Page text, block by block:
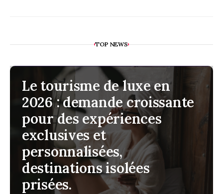
TOP NEWS
Le tourisme de luxe en
2026 : demande croissante
pour des expériences
exclusives et
personnalisées,
destinations isolées
prisées.